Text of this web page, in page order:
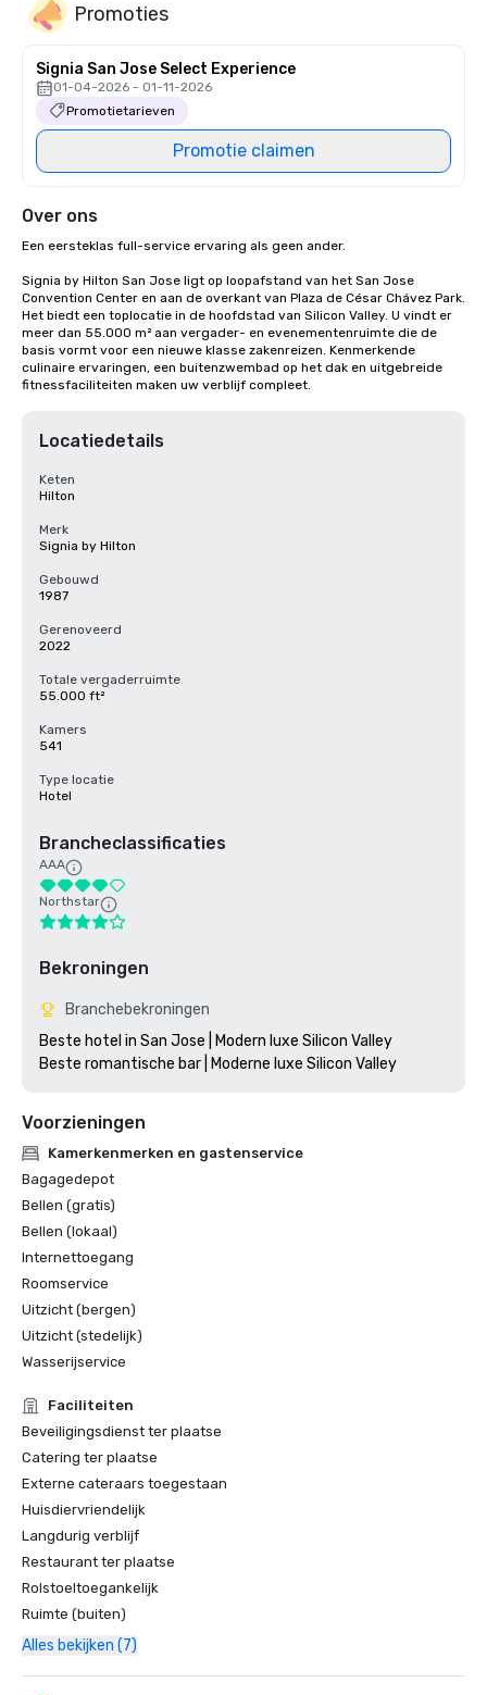
Promoties
Signia San Jose Select Experience
01-04-2026 - 01-11-2026
Promotietarieven
Promotie claimen
Over ons
Een eersteklas full-service ervaring als geen ander.
Signia by Hilton San Jose ligt op loopafstand van het San Jose
Convention Center en aan de overkant van Plaza de César Chávez Park.
Het biedt een toplocatie in de hoofdstad van Silicon Valley. U vindt er
meer dan 55.000 m² aan vergader- en evenementenruimte die de
basis vormt voor een nieuwe klasse zakenreizen. Kenmerkende
culinaire ervaringen, een buitenzwembad op het dak en uitgebreide
fitnessfaciliteiten maken uw verblijf compleet.
Locatiedetails
Keten
Hilton
Merk
Signia by Hilton
Gebouwd
1987
Gerenoveerd
2022
Totale vergaderruimte
55.000 ft²
Kamers
541
Type locatie
Hotel
Brancheclassificaties
AAA
Northstar
Bekroningen
Branchebekroningen
Beste hotel in San Jose | Modern luxe Silicon Valley
Voorzieningen
Kamerkenmerken en gastenservice
Bagagedepot
Bellen (gratis)
Bellen (lokaal)
Internettoegang
Roomservice
Uitzicht (bergen)
Uitzicht (stedelijk)
Wasserijservice
Faciliteiten
Beveiligingsdienst ter plaatse
Catering ter plaatse
Externe cateraars toegestaan
Huisdiervriendelijk
Langdurig verblijf
Restaurant ter plaatse
Rolstoeltoegankelijk
Ruimte (buiten)
Alles bekijken (7)